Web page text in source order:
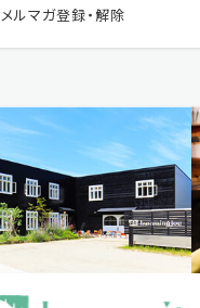
メルマガ登録・解除